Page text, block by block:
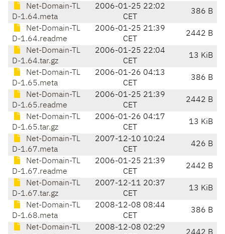
Net-Domain-TL
D-1.64.meta
2006-01-25 22:02
CET
386 B
Net-Domain-TL
D-1.64.readme
2006-01-25 21:39
CET
2442 B
Net-Domain-TL
D-1.64.tar.gz
2006-01-25 22:04
CET
13 KiB
Net-Domain-TL
D-1.65.meta
2006-01-26 04:13
CET
386 B
Net-Domain-TL
D-1.65.readme
2006-01-25 21:39
CET
2442 B
Net-Domain-TL
D-1.65.tar.gz
2006-01-26 04:17
CET
13 KiB
Net-Domain-TL
D-1.67.meta
2007-12-10 10:24
CET
426 B
Net-Domain-TL
D-1.67.readme
2006-01-25 21:39
CET
2442 B
Net-Domain-TL
D-1.67.tar.gz
2007-12-11 20:37
CET
13 KiB
Net-Domain-TL
D-1.68.meta
2008-12-08 08:44
CET
386 B
Net-Domain-TL
2008-12-08 02:29